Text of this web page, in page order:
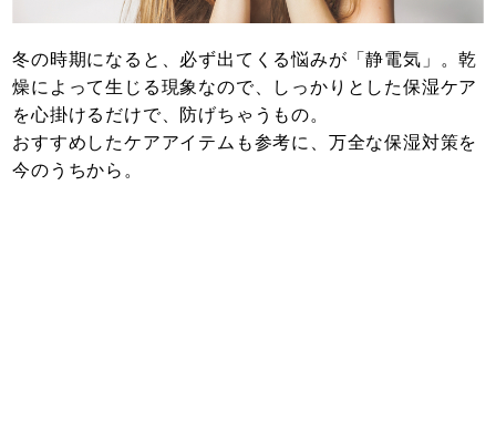
冬の時期になると、必ず出てくる悩みが「静電気」。乾
燥によって生じる現象なので、しっかりとした保湿ケア
を心掛けるだけで、防げちゃうもの。
おすすめしたケアアイテムも参考に、万全な保湿対策を
今のうちから。